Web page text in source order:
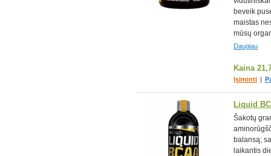
beveik
maistas
mūsų
Daugiau
Kaina
Įsiminti
Liquid
Šakotų
balansą;
laikantis